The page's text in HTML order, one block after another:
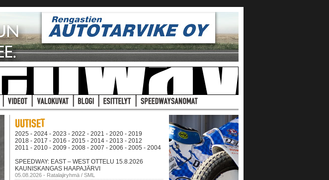
2025 - 2024 - 2023 - 2022 - 2021 - 2020 - 2019
2018 - 2017 - 2016 - 2015 - 2014 - 2013 - 2012
2011 - 2010 - 2009 - 2008 - 2007 - 2006 - 2005 - 2004
SPEEDWAY: EAST – WEST OTTELU 15.8.2026
KAUNISKANGAS HAAPAJÄRVI
05.08.2026 - Ratalajiryhmä / SML